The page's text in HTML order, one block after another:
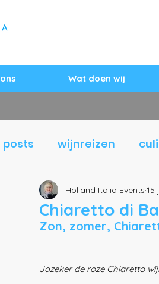
Wat doen wij
posts wijnreizen
reizen Italië
Chiaretto di
Holland Italia Events 15
Zon, zomer,
Jazeker de roze Chiaretto